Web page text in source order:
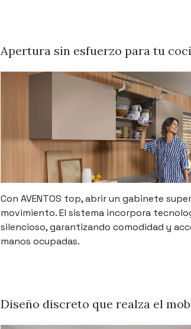
Apertura sin esfuerzo para tu
Con AVENTOS top, abrir un gabinete
movimiento. El sistema incorpora
silencioso, garantizando comodidad y
manos ocupadas.
Diseño discreto que realza el